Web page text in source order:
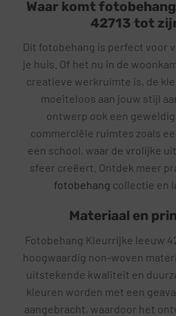
Waar komt
42713 tot
Dit fotobehang is perfect voor
je huis. Of het nu in de
creatieve werkruimte is, de
moeiteloos aan jouw stijl
ontwerp ook een
commerciële ruimtes zoals
een school, waar de vrolijke
sfeer creëert. Ontdek meer
fotobehang collectie en
Materiaal en
Fotobehang Kleurrijke leeuw
hoogwaardig non-woven
uitstekende kwaliteit en
kleuren worden met een
aangebracht, waardoor het